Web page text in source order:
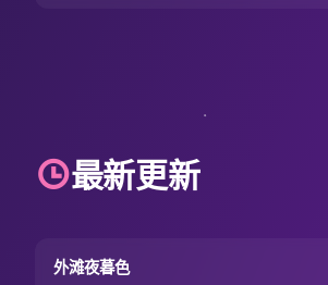
最新更新
9.1
外滩夜暮色